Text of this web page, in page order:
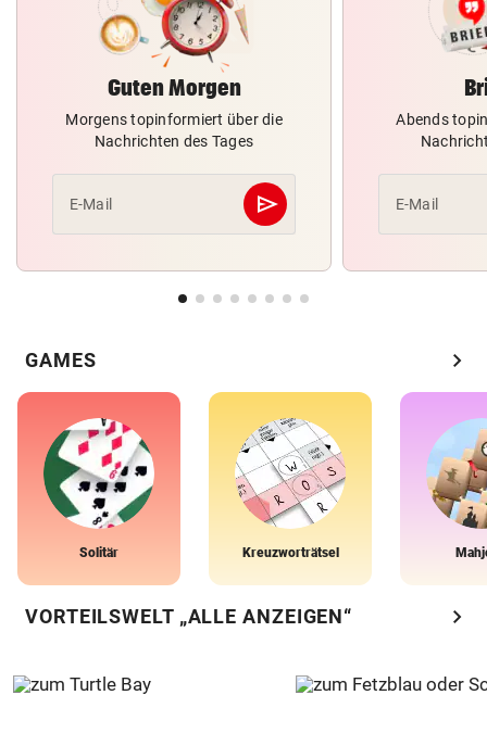
Guten Morgen
Morgens topinformiert über die
Nachrichten des Tages
E-Mail send
Abschicken
Abends
E-Mail
GAMES chevron_right
Solitär Kreuzworträtsel
VORTEILSWELT „ALLE ANZEIGEN“ chevron_right